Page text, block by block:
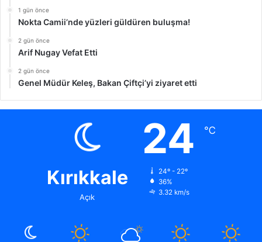
1 gün önce
Nokta Camii’nde yüzleri güldüren buluşma!
2 gün önce
Arif Nugay Vefat Etti
2 gün önce
Genel Müdür Keleş, Bakan Çiftçi’yi ziyaret etti
Kırıkkale
Açık
24 ℃
24º - 22º
36%
3.32 km/s